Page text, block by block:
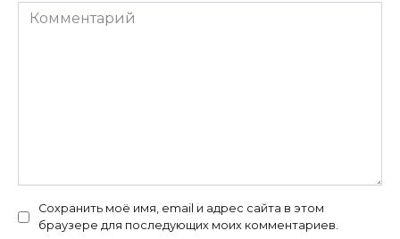
Комментарий
Сохранить моё имя, email и адрес сайта в этом
браузере для последующих моих комментариев.